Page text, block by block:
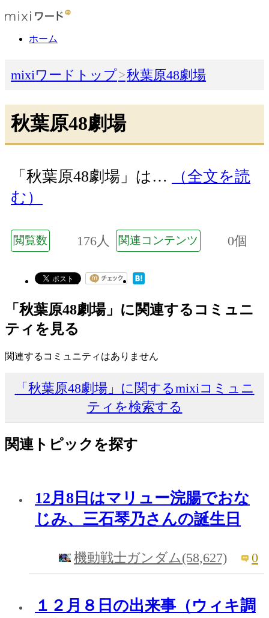
ホーム
mixiワードトップ 秋葉原48劇場
秋葉原48劇場
「秋葉原48劇場」は…
（全文を読
む）
閲覧数 176人 関連コンテンツ 0個
「秋葉原48劇場」に関連するコミュニ
ティを見る
関連するコミュニティはありません
「秋葉原48劇場」に関するmixiコミュニ
ティを検索する
関連トピックを探す
12月8日はマリュー浣腸でおな
じみ、三石琴乃さんの誕生日
機動戦士ガンダム(58,627) 0
１２月８日の出来事（ウィキ調